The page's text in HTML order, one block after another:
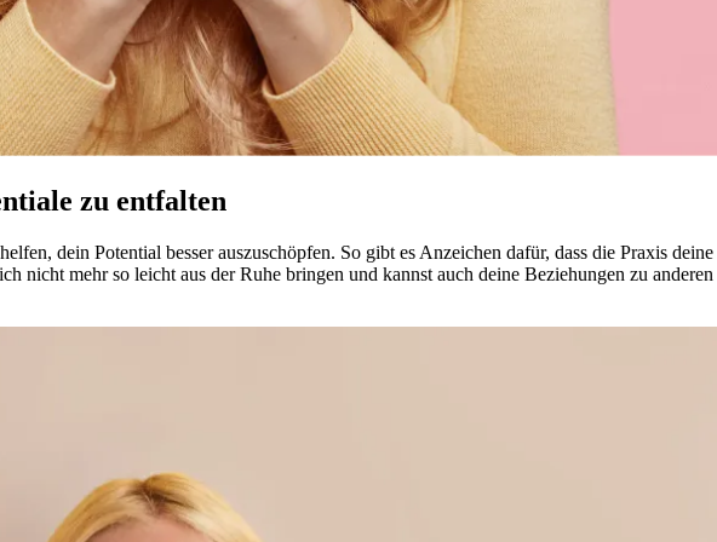
zu entfalten
dein Potential besser auszuschöpfen. So gibt es Anzeichen dafür, dass die Praxis
nicht mehr so leicht aus der Ruhe brin­gen und kannst auch deine Beziehungen zu anderen